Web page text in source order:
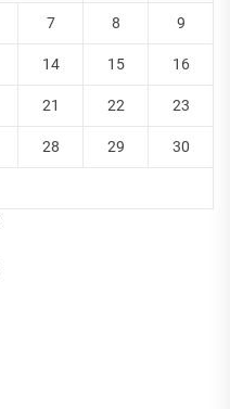
7 8 9
14 15 16
21 22 23
28 29 30